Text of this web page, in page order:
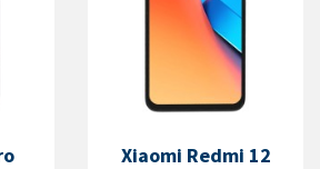
Xiaomi Redmi 12